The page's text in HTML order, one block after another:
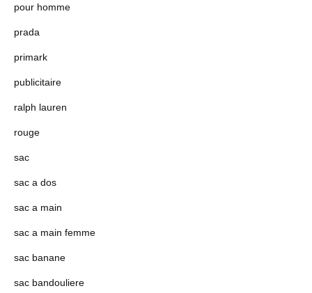
pour homme
prada
primark
publicitaire
ralph lauren
rouge
sac
sac a dos
sac a main
sac a main femme
sac banane
sac bandouliere